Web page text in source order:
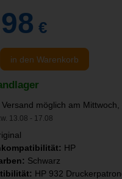
€
in den Warenkorb
möglich am
13.08 - 17.08
HP
Schwarz
HP 932